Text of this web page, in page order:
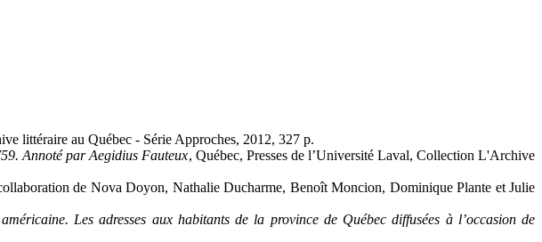
littéraire au Québec - Série Approches, 2012, 327 p.
Annoté par Aegidius Fauteux, Québec, Presses de l’Université Laval, Collection L'Archive
de Nova Doyon, Nathalie Ducharme, Benoît Moncion, Dominique Plante et Julie
Les adresses aux habitants de la province de Québec diffusées à l’occasion de